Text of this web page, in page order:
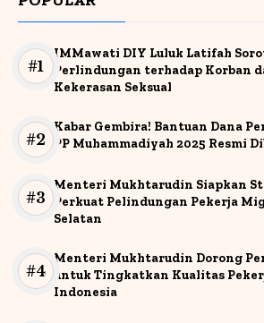
IMMawati DIY Luluk Latifah
Perlindungan terhadap Korban
Kekerasan Seksual
Kabar Gembira! Bantuan Dana
PP Muhammadiyah 2025 Resmi
Menteri Mukhtarudin Siapkan
Perkuat Pelindungan Pekerja
Selatan
Menteri Mukhtarudin Dorong
untuk Tingkatkan Kualitas
Indonesia